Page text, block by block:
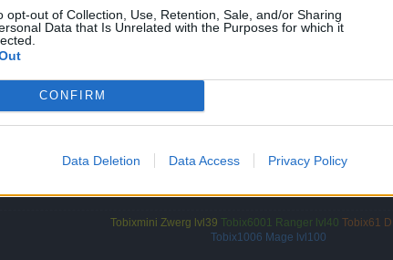
opt-out of Collection, Use, Retention, Sale, and/or Sharing
Data that Is Unrelated with the Purposes for which it
CONFIRM
Data Deletion Data Access Privacy Policy
du ...
Freundin' die vorgestellt werden soll.
Errungenschaftspunkte kriegen?
an eine "reale" Person im RL. Wäre auch ganz nett, wenn eine
Tobixmini Zwerg lvl39 Tobix6001 Ranger lvl40 Tobix61
Tobix1006 Mage lvl100